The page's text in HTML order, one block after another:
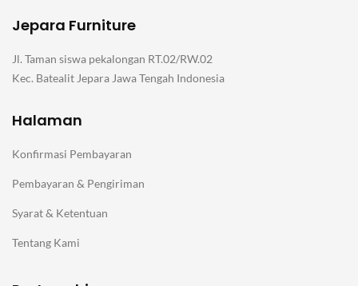
Jepara Furniture
Jl. Taman siswa pekalongan RT.02/RW.02
Kec. Batealit Jepara Jawa Tengah Indonesia
Halaman
Konfirmasi Pembayaran
Pembayaran & Pengiriman
Syarat & Ketentuan
Tentang Kami